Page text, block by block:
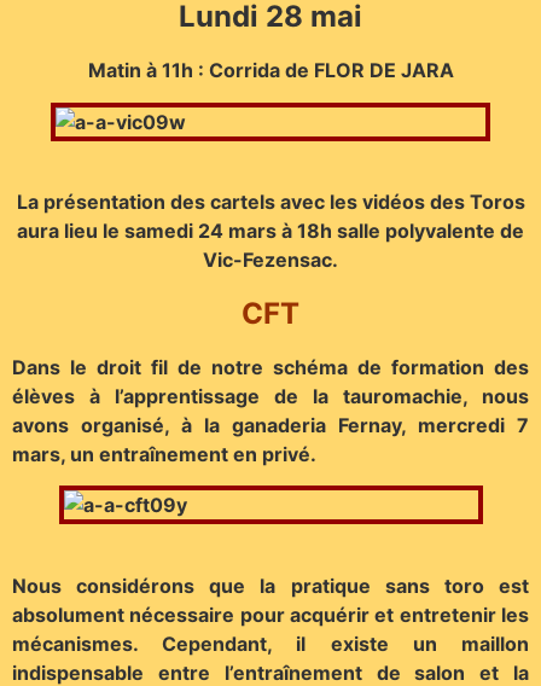
Lundi 28 mai
Matin à 11h : Corrida de FLOR DE JARA
La présentation des cartels avec les vidéos des Toros
aura lieu le samedi 24 mars à 18h salle polyvalente de
Vic-Fezensac.
CFT
Dans le droit fil de notre schéma de formation des
élèves à l’apprentissage de la tauromachie, nous
avons organisé, à la ganaderia Fernay, mercredi 7
mars, un entraînement en privé.
Nous considérons que la pratique sans toro est
absolument nécessaire pour acquérir et entretenir les
mécanismes. Cependant, il existe un maillon
indispensable entre l’entraînement de salon et la